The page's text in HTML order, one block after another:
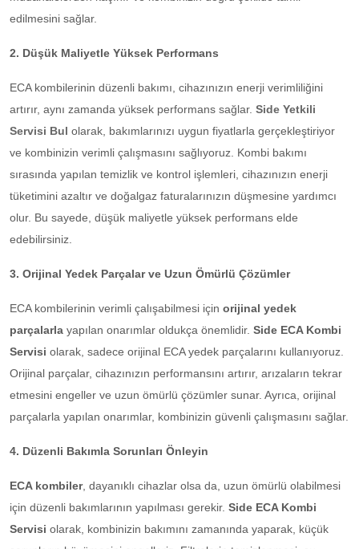
edilmesini sağlar.
2. Düşük Maliyetle Yüksek Performans
ECA kombilerinin düzenli bakımı, cihazınızın enerji verimliliğini
artırır, aynı zamanda yüksek performans sağlar. Side Yetkili
Servisi Bul olarak, bakımlarınızı uygun fiyatlarla gerçekleştiriyor
ve kombinizin verimli çalışmasını sağlıyoruz. Kombi bakımı
sırasında yapılan temizlik ve kontrol işlemleri, cihazınızın enerji
tüketimini azaltır ve doğalgaz faturalarınızın düşmesine yardımcı
olur. Bu sayede, düşük maliyetle yüksek performans elde
edebilirsiniz.
3. Orijinal Yedek Parçalar ve Uzun Ömürlü Çözümler
ECA kombilerinin verimli çalışabilmesi için orijinal yedek
parçalarla yapılan onarımlar oldukça önemlidir. Side ECA Kombi
Servisi olarak, sadece orijinal ECA yedek parçalarını kullanıyoruz.
Orijinal parçalar, cihazınızın performansını artırır, arızaların tekrar
etmesini engeller ve uzun ömürlü çözümler sunar. Ayrıca, orijinal
parçalarla yapılan onarımlar, kombinizin güvenli çalışmasını sağlar.
4. Düzenli Bakımla Sorunları Önleyin
ECA kombiler, dayanıklı cihazlar olsa da, uzun ömürlü olabilmesi
için düzenli bakımlarının yapılması gerekir. Side ECA Kombi
Servisi olarak, kombinizin bakımını zamanında yaparak, küçük